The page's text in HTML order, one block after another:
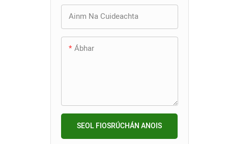
Ainm Na Cuideachta
Ábhar
SEOL FIOSRÚCHÁN ANOIS